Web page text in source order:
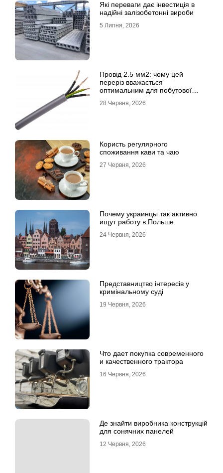
Які переваги дає інвестиція в
надійні залізобетонні вироби
5 Липня, 2026
Провід 2.5 мм2: чому цей
переріз вважається
оптимальним для побутової
28 Червня, 2026
Користь регулярного
споживання кави та чаю
27 Червня, 2026
Почему украинцы так активно
ищут работу в Польше
24 Червня, 2026
Представництво інтересів у
кримінальному суді
19 Червня, 2026
Что дает покупка современного
и качественного трактора
16 Червня, 2026
Де знайти виробника конструкцій
для сонячних панелей
12 Червня, 2026